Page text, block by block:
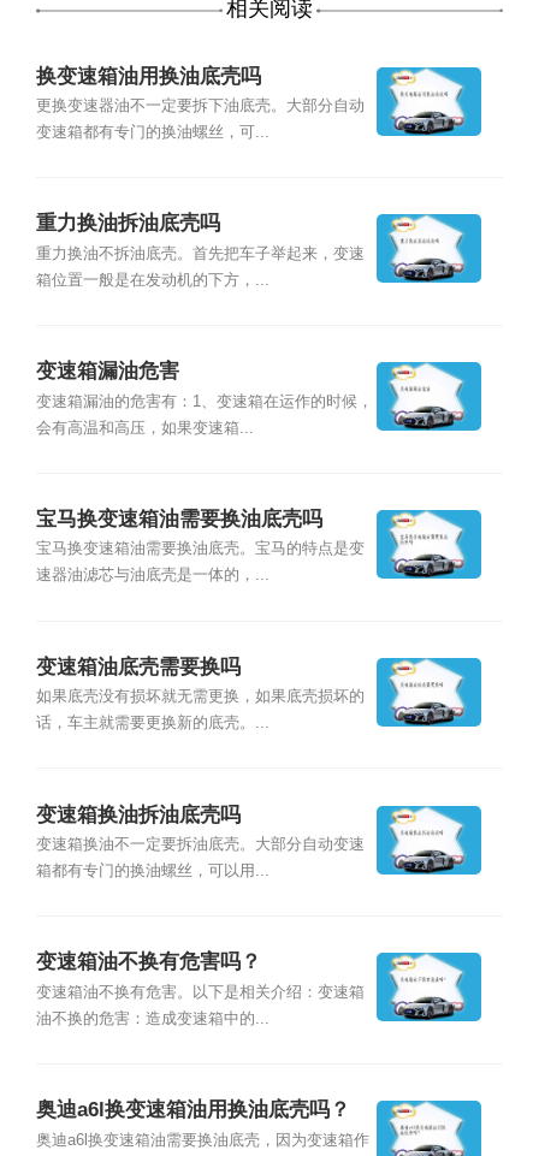
相关阅读
换变速箱油用换油底壳吗
更换变速器油不一定要拆下油底壳。大部分自动
变速箱都有专门的换油螺丝，可...
重力换油拆油底壳吗
重力换油不拆油底壳。首先把车子举起来，变速
箱位置一般是在发动机的下方，...
变速箱漏油危害
变速箱漏油的危害有：1、变速箱在运作的时候，
会有高温和高压，如果变速箱...
宝马换变速箱油需要换油底壳吗
宝马换变速箱油需要换油底壳。宝马的特点是变
速器油滤芯与油底壳是一体的，...
变速箱油底壳需要换吗
如果底壳没有损坏就无需更换，如果底壳损坏的
话，车主就需要更换新的底壳。...
变速箱换油拆油底壳吗
变速箱换油不一定要拆油底壳。大部分自动变速
箱都有专门的换油螺丝，可以用...
变速箱油不换有危害吗？
变速箱油不换有危害。以下是相关介绍：变速箱
油不换的危害：造成变速箱中的...
奥迪a6l换变速箱油用换油底壳吗？
奥迪a6l换变速箱油需要换油底壳，因为变速箱作